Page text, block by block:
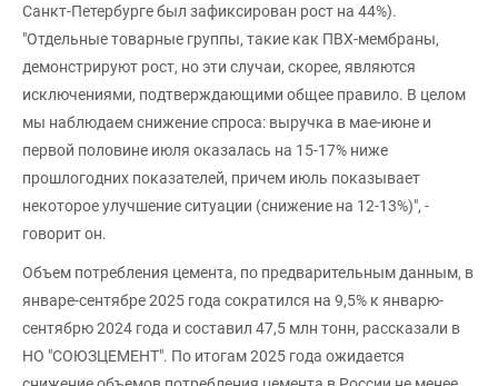
Санкт-Петербурге был зафиксирован рост на 44%).
"Отдельные товарные группы, такие как ПВХ-мембраны,
демонстрируют рост, но эти случаи, скорее, являются
исключениями, подтверждающими общее правило. В целом
мы наблюдаем снижение спроса: выручка в мае-июне и
первой половине июля оказалась на 15-17% ниже
прошлогодних показателей, причем июль показывает
некоторое улучшение ситуации (снижение на 12-13%)", -
говорит он.
Объем потребления цемента, по предварительным данным, в
январе-сентябре 2025 года сократился на 9,5% к январю-
сентябрю 2024 года и составил 47,5 млн тонн, рассказали в
НО "СОЮЗЦЕМЕНТ". По итогам 2025 года ожидается